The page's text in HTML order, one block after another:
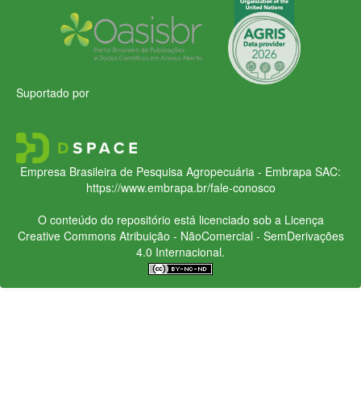
Suportado por
Empresa Brasileira de Pesquisa Agropecuária - Embrapa SAC:
https://www.embrapa.br/fale-conosco
O conteúdo do repositório está licenciado sob a Licença
Creative CommonsAtribuição - NãoComercial - SemDerivações
4.0 Internacional.